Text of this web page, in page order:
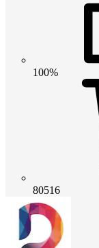
100%
80516